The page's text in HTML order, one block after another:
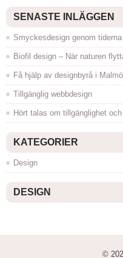
SENASTE INLÄGGEN
Smyckesdesign genom
Biofil design – När naturen
Få hjälp av designbyrå i Malmö
Tillgänglig webbdesign
Hört talas om tillgänglighet
KATEGORIER
Design
DESIGN
©